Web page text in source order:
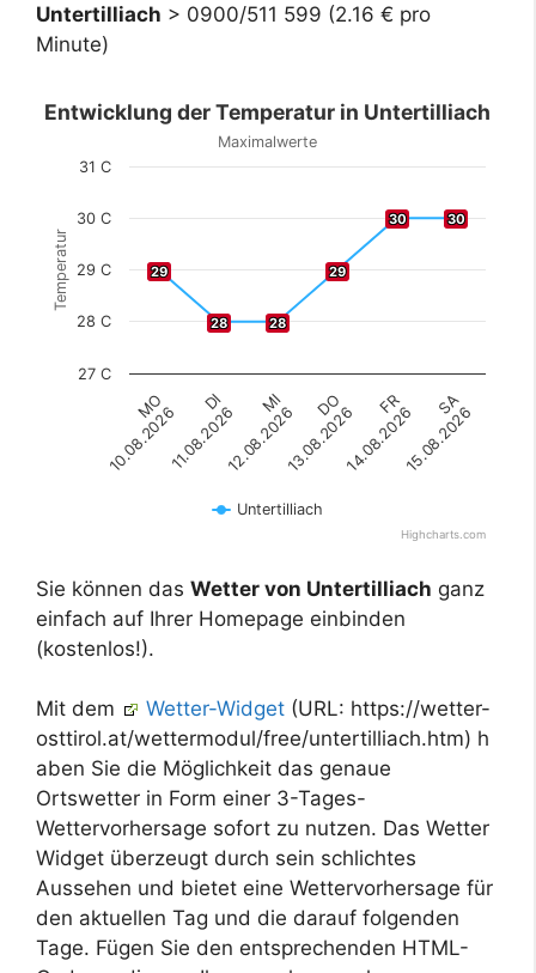
Untertilliach > 0900/511 599 (2.16 € pro
Minute)
Temperatur
Entwicklung der Temperatur in Untertilliach
Maximalwerte
29
29
28
28 28
28
29
29
30
30 30
30
Untertilliach
MO
10.08.2026
DI
11.08.2026
MI
12.08.2026 DO
13.08.2026 FR
14.08.2026 SA
15.08.2026
27 C
28 C
29 C
30 C
31 C
Highcharts.com
Sie können das Wetter von Untertilliach ganz
einfach auf Ihrer Homepage einbinden
(kostenlos!).
Mit dem Wetter-Widget (URL: https://wetter-
osttirol.at/wettermodul/free/untertilliach.htm) h
aben Sie die Möglichkeit das genaue
Ortswetter in Form einer 3-Tages-
Wettervorhersage sofort zu nutzen. Das Wetter
Widget überzeugt durch sein schlichtes
Aussehen und bietet eine Wettervorhersage für
den aktuellen Tag und die darauf folgenden
Tage. Fügen Sie den entsprechenden HTML-